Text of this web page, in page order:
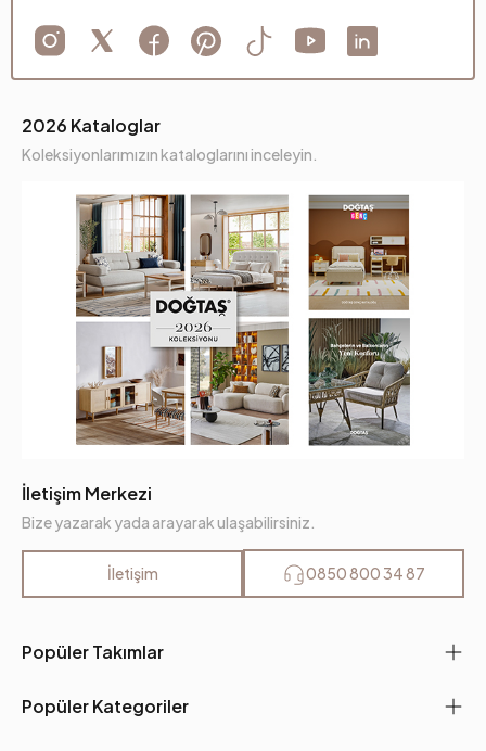
Popüler Takımlar
Popüler Kategoriler
2026 Kataloglar
Koleksiyonlarımızın kataloglarını inceleyin.
İletişim Merkezi
Bize yazarak yada arayarak ulaşabilirsiniz.
İletişim 0850 800 34 87